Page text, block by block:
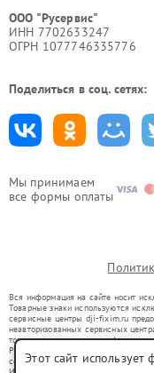
Мы принимаем
все формы оплаты
ООО "Русервис"
ИНН 7702633247
ОГРН 1077746335776
Поделиться в соц. сетях:
Вся информация на сайте носит
Товарные знаки используются
сервисные центры dji-fixim.ru
неавторизованных сервисных
товарных знаков или их
Ремонт осуществляется для
со статьей 1487 ГК РФ.
Этот сайт